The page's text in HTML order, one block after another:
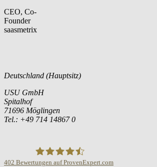
CEO, Co-
Founder
saasmetrix
Deutschland (Hauptsitz)
USU GmbH
Spitalhof
71696 Möglingen
Tel.: +49 714 14867 0
402 Bewertungen auf ProvenExpert.com